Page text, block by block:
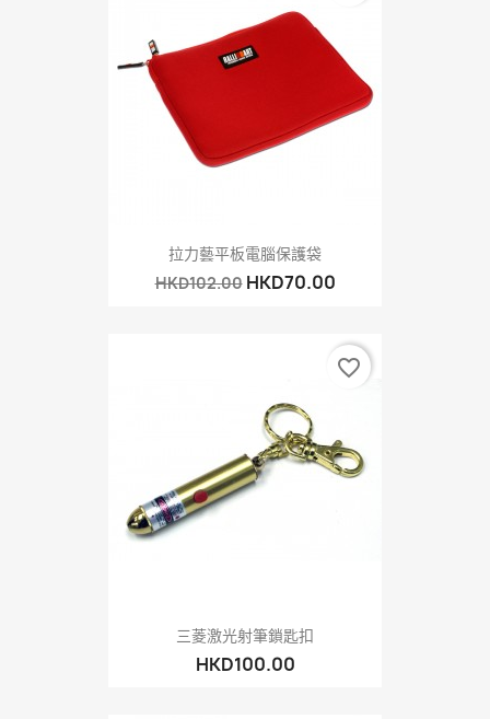
拉力藝平板電腦保護袋
HKD102.00 HKD70.00
三菱激光射筆鎖匙扣
HKD100.00
favorite_border